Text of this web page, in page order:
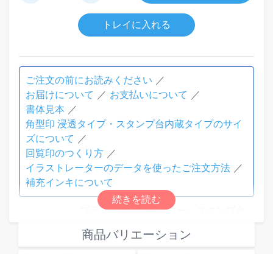
トレイに入れる
ご注文の前にお読みください
お届けについて
お支払いについて
書体見本
角型印 浸透タイプ・スタンプ台内蔵タイプのサイ
ズについて
回覧印のつくり方
イラストレーターのデータを使ったご注文方法
補充インキについて
ブランド名：シャイニー スタンプ台
素材：本体：ABS 背見出し部：PC
商品バリエーション